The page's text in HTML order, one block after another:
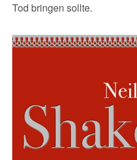
Tod bringen sollte.